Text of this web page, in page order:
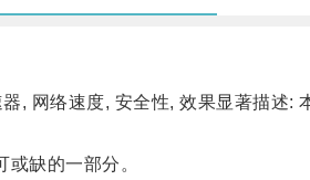
络速度, 安全性, 效果显著描述:
缺的一部分。